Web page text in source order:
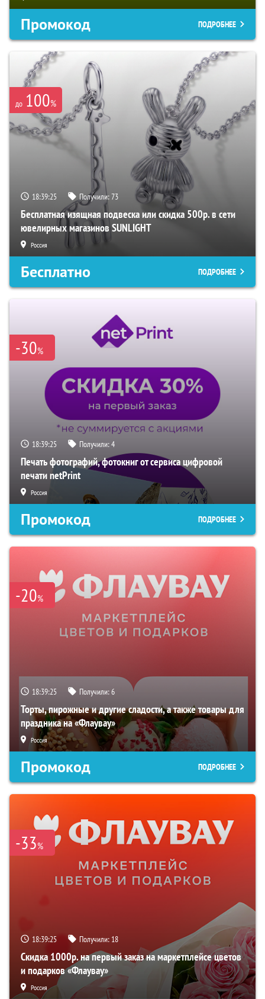
Промокод ПОДРОБНЕЕ
до 100%
18:39:24 Получили:73
Бесплатная изящная подвеска или скидка 500р. в сети
ювелирных магазинов SUNLIGHT
Россия
Бесплатно ПОДРОБНЕЕ
-30%
18:39:24 Получили:4
Печать фотографий, фотокниг от сервиса цифровой
печати netPrint
Россия
Промокод ПОДРОБНЕЕ
-20%
18:39:24 Получили:6
Торты, пирожные и другие сладости, а также товары для
праздника на «Флаувау»
Россия
Промокод ПОДРОБНЕЕ
-33%
18:39:24 Получили: 18
Скидка 1000р. на первый заказ на маркетплейсе цветов
и подарков «Флаувау»
Россия